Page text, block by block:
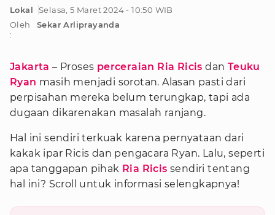
Lokal
Selasa, 5 Maret 2024 - 10:50 WIB
Oleh
:
Sekar Arliprayanda
Jakarta – Proses perceraian Ria Ricis dan Teuku
Ryan masih menjadi sorotan. Alasan pasti dari
perpisahan mereka belum terungkap, tapi ada
dugaan dikarenakan masalah ranjang.
Hal ini sendiri terkuak karena pernyataan dari
kakak ipar Ricis dan pengacara Ryan. Lalu, seperti
apa tanggapan pihak Ria Ricis sendiri tentang
hal ini? Scroll untuk informasi selengkapnya!